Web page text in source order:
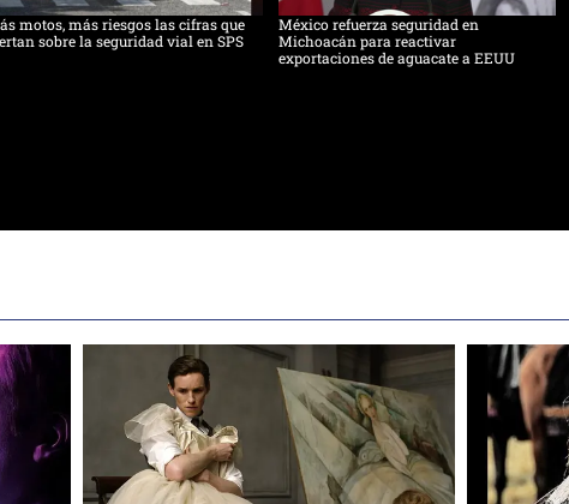
motos, más riesgos las cifras que
sobre la seguridad vial en SPS
México refuerza seguridad en
Michoacán para reactivar
exportaciones de aguacate a EEUU